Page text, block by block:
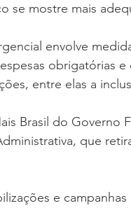
se mostre mais
envolve
obrigatórias
entre elas a
Brasil do Governo
que
e